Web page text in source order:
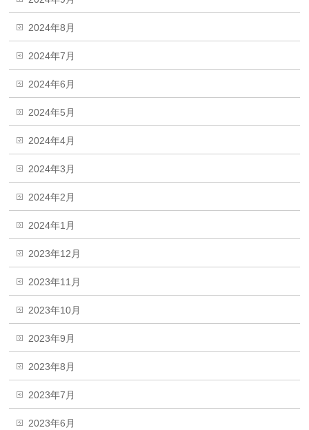
2024年8月
2024年7月
2024年6月
2024年5月
2024年4月
2024年3月
2024年2月
2024年1月
2023年12月
2023年11月
2023年10月
2023年9月
2023年8月
2023年7月
2023年6月